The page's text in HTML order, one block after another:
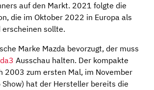
auf den Markt. 2021 folgte die
die im Oktober 2022 in Europa als
sollte.
Marke Mazda bevorzugt, der muss
Ausschau halten. Der kompakte
2003 zum ersten Mal, im November
hat der Hersteller bereits die